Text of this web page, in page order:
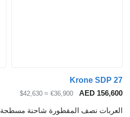
Krone SDP 27
AED 156,600
€36,900
≈ $42,630
العربات نصف المقطورة شاحنة مسطحة